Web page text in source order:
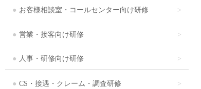
お客様相談室・コールセンター向け研修
営業・接客向け研修
人事・研修向け研修
CS・接遇・クレーム・調査研修